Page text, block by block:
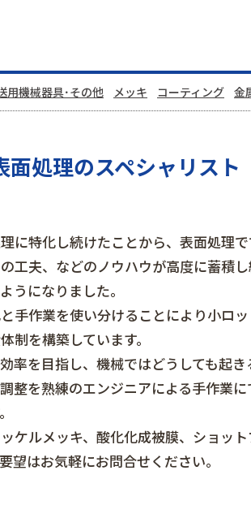
機械器具･その他 メッキ コーティング 金
面処理のスペシャリスト
に特化し続けたことから、表面処理で
工夫、などのノウハウが高度に蓄積
うになりました。
手作業を使い分けることにより小ロ
制を構築しています。
率を目指し、機械ではどうしても起
整を熟練のエンジニアによる手作業
ケルメッキ、酸化化成被膜、ショッ
望はお気軽にお問合せください。